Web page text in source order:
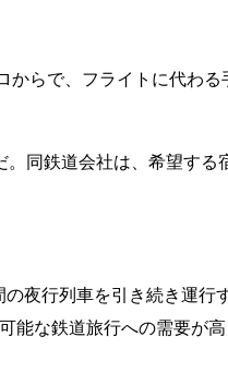
らで、フライトに代わる
同鉄道会社は、希望する
夜行列車を引き続き運行
能な鉄道旅行への需要が